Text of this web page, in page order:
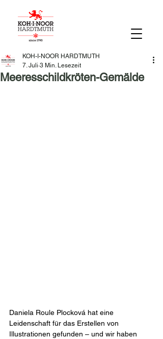
Meeresschildkröten-Gemälde
KOH-I-NOOR HARDTMUTH
7. Juli 3 Min. Lesezeit
Daniela Roule Plocková hat eine
Leidenschaft für das Erstellen von
Illustrationen gefunden – und wir haben